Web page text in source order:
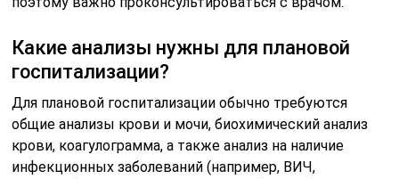
Какие анализы нужны для плановой
госпитализации?
Для плановой госпитализации обычно требуются
общие анализы крови и мочи, биохимический анализ
крови, коагулограмма, а также анализ на наличие
инфекционных заболеваний (например, ВИЧ,